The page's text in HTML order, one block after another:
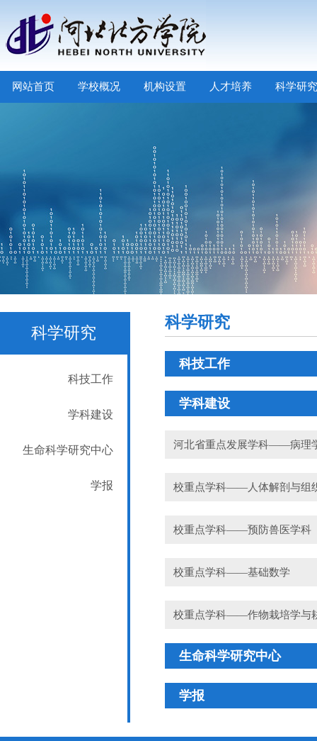
网站首页 学校概况 机构设置 人才培养 科学研究
科学研究
科技工作
学科建设
生命科学研究中心
学报
科学研究
科技工作
学科建设
河北省重点发展学科——病理
校重点学科——人体解剖与组
校重点学科——预防兽医学科
校重点学科——基础数学
校重点学科——作物栽培学与
生命科学研究中心
学报